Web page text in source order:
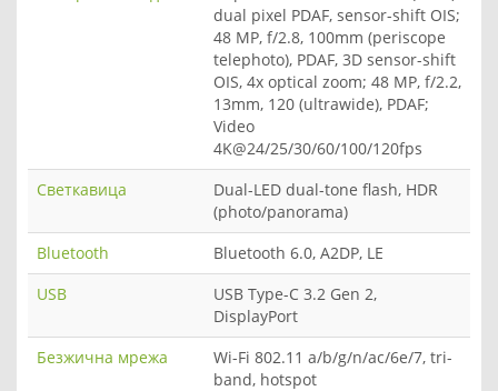
dual pixel PDAF, sensor-shift OIS;
48 MP, f/2.8, 100mm (periscope
telephoto), PDAF, 3D sensor-shift
OIS, 4x optical zoom; 48 MP, f/2.2,
13mm, 120 (ultrawide), PDAF;
Video
4K@24/25/30/60/100/120fps
Светкавица
Dual-LED dual-tone flash, HDR
(photo/panorama)
Bluetooth
Bluetooth 6.0, A2DP, LE
USB
USB Type-C 3.2 Gen 2,
DisplayPort
Безжична мрежа
Wi-Fi 802.11 a/b/g/n/ac/6e/7, tri-
band, hotspot